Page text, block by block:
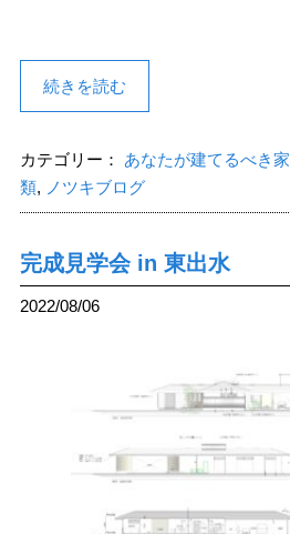
続きを読む
カテゴリー： あなたが建てるべき家
類, ノツキブログ
完成見学会 in 東出水
2022/08/06